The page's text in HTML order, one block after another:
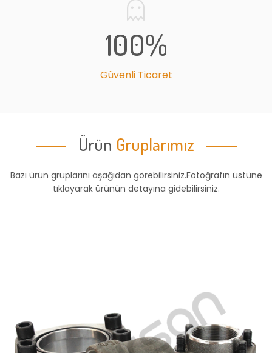
100%
Güvenli Ticaret
Ürün Gruplarımız
Bazı ürün gruplarını aşağıdan görebilirsiniz.Fotoğrafın üstüne
tıklayarak ürünün detayına gidebilirsiniz.